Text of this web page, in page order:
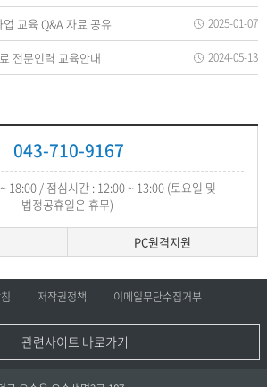
교육 Q&A 자료 공유 2025-01-07
전문인력 교육안내 2024-05-13
043-710-9167
18:00 / 점심시간 : 12:00 ~ 13:00 (토요일 및
법정공휴일은 휴무)
PC원격지원
저작권정책 이메일무단수집거부
관련사이트 바로가기